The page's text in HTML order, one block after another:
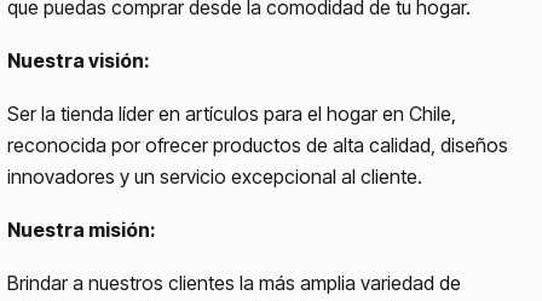
que puedas comprar desde la comodidad de tu hogar.
Nuestra visión:
Ser la tienda líder en artículos para el hogar en Chile,
reconocida por ofrecer productos de alta calidad, diseños
innovadores y un servicio excepcional al cliente.
Nuestra misión:
Brindar a nuestros clientes la más amplia variedad de